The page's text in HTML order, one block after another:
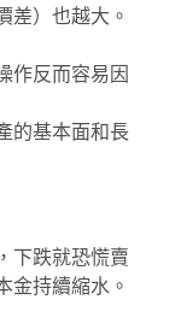
差）也越大。
作反而容易因
的基本面和長
下跌就恐慌賣
金持續縮水。